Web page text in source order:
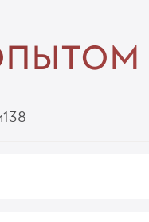
138